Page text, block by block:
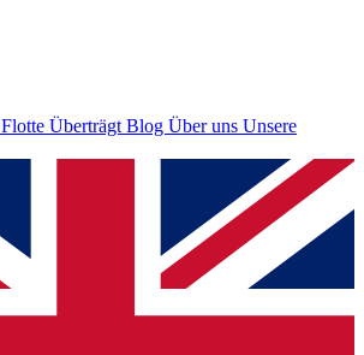
Flotte Überträgt Blog Über uns Unsere